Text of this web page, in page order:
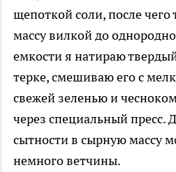
щепоткой соли, после
массу вилкой до
емкости я натираю
терке, смешиваю его с
свежей зеленью и
через специальный пресс.
сытности в сырную массу
немного ветчины.